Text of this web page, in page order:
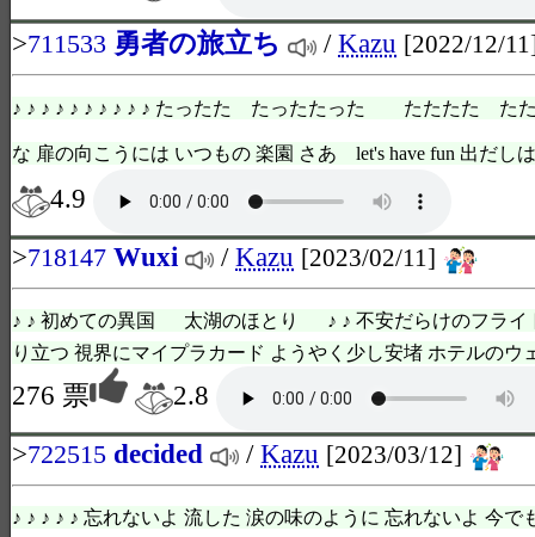
>711533 勇者の旅立ち /Kazu [2022/12/
♪ ♪ ♪ ♪ ♪ ♪ ♪ ♪ ♪ ♪ たったた たったたった たたたた たた
な 扉の向こうには いつもの 楽園 さあ let's have fun 出だし
4.9
>718147 Wuxi /Kazu [2023/02/11]
♪ ♪ 初めての異国 太湖のほとり ♪ ♪ 不安だらけのフライ
り立つ 視界にマイプラカード ようやく少し安堵 ホテルのウ
276 票
2.8
>722515 decided /Kazu [2023/03/12]
♪ ♪ ♪ ♪ ♪ 忘れないよ 流した 涙の味のように 忘れないよ 今で